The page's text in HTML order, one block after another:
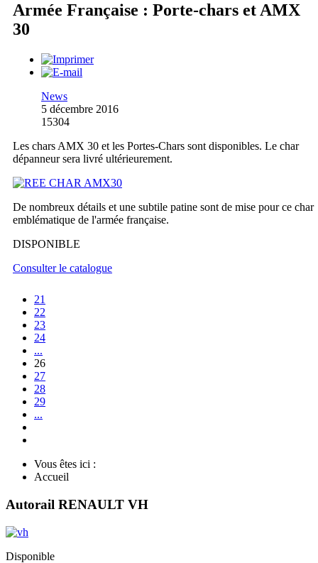
Armée Française : Porte-chars et AMX
30
News
5 décembre 2016
15304
Les chars AMX 30 et les Portes-Chars sont disponibles. Le char
dépanneur sera livré ultérieurement.
De nombreux détails et une subtile patine sont de mise pour ce char
emblématique de l'armée française.
DISPONIBLE
Consulter le catalogue
21
22
23
24
...
26
27
28
29
...
Vous êtes ici :
Accueil
Autorail RENAULT VH
Disponible